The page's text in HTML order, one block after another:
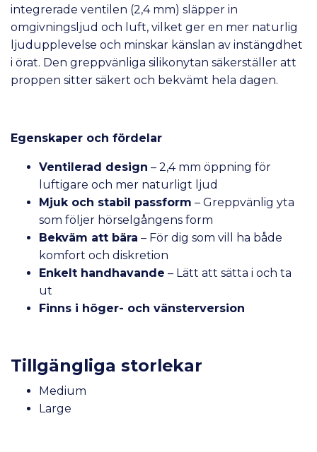
integrerade ventilen (2,4 mm) släpper in
omgivningsljud och luft, vilket ger en mer naturlig
ljudupplevelse och minskar känslan av instängdhet
i örat. Den greppvänliga silikonytan säkerställer att
proppen sitter säkert och bekvämt hela dagen.
Egenskaper och fördelar
Ventilerad design – 2,4 mm öppning för
luftigare och mer naturligt ljud
Mjuk och stabil passform – Greppvänlig yta
som följer hörselgångens form
Bekväm att bära – För dig som vill ha både
komfort och diskretion
Enkelt handhavande – Lätt att sätta i och ta
ut
Finns i höger- och vänsterversion
Tillgängliga storlekar
Medium
Large